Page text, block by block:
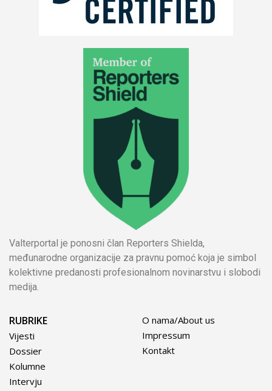
Valterportal je ponosni član Reporters Shielda,
međunarodne organizacije za pravnu pomoć koja je simbol
kolektivne predanosti profesionalnom novinarstvu i slobodi
medija.
RUBRIKE
Vijesti
Dossier
Kolumne
Intervju
O nama/About us
Impressum
Kontakt